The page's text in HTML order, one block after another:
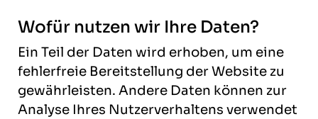
Wofür nutzen wir Ihre Daten?
Ein Teil der Daten wird erhoben, um eine
fehlerfreie Bereitstellung der Website zu
gewährleisten. Andere Daten können zur
Analyse Ihres Nutzerverhaltens verwendet